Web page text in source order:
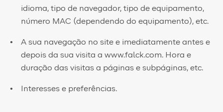
idioma, tipo de navegador, tipo de equipamento,
número MAC (dependendo do equipamento), etc.
A sua navegação no site e imediatamente antes e
depois da sua visita a www.falck.com. Hora e
duração das visitas a páginas e subpáginas, etc.
Interesses e preferências.